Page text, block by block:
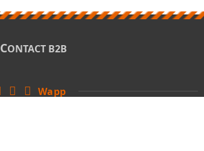
CONTACT B2B
Wapp